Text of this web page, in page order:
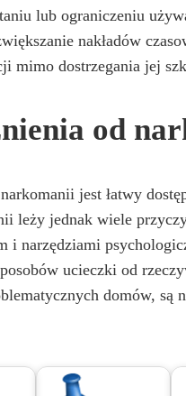
lub ograniczeniu
nakładów
mimo dostrzegania jej
od
jest łatwy
leży jednak wiele
i narzędziami
ucieczki od
domów,